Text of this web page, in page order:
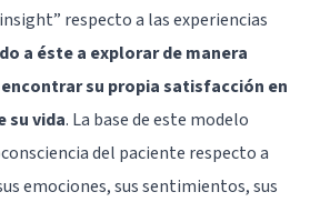
respecto a las experiencias
a éste a explorar de manera
su propia satisfacción en
su vida. La base de este modelo
del paciente respecto a
emociones, sus sentimientos, sus